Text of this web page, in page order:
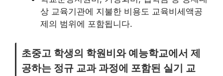
상 교육기관에 지불한 비용도 교육비세액공
제의 범위에 포함됩니다.
초중고 학생의 학원비와 예능학교에서 제
공하는 정규 교과 과정에 포함된 실기 교